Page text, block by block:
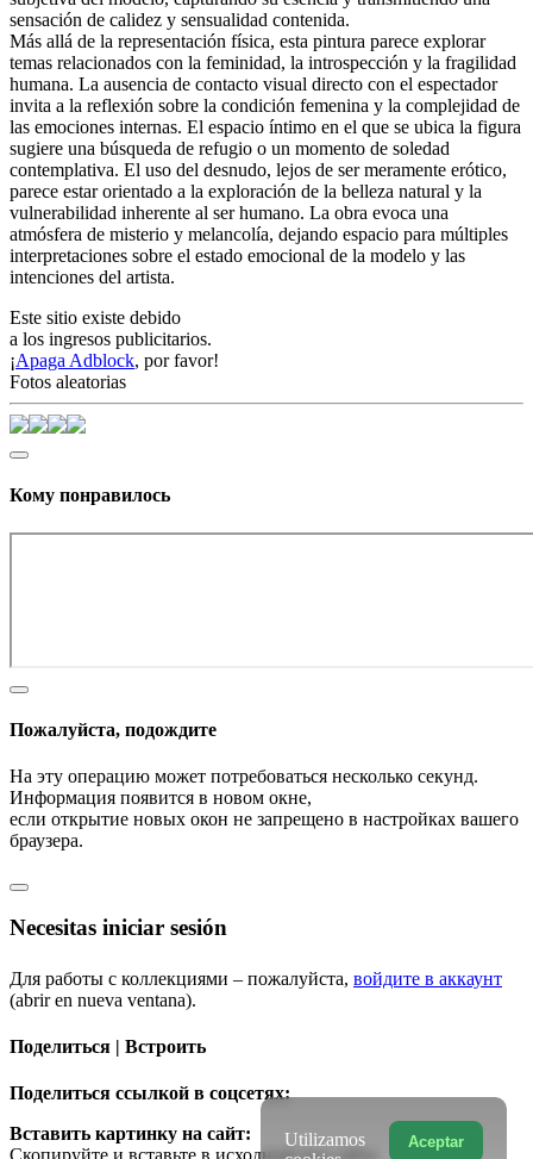
sensación de calidez y sensualidad contenida.
Más allá de la representación física, esta pintura parece explorar
temas relacionados con la feminidad, la introspección y la fragilidad
humana. La ausencia de contacto visual directo con el espectador
invita a la reflexión sobre la condición femenina y la complejidad de
las emociones internas. El espacio íntimo en el que se ubica la figura
sugiere una búsqueda de refugio o un momento de soledad
contemplativa. El uso del desnudo, lejos de ser meramente erótico,
parece estar orientado a la exploración de la belleza natural y la
vulnerabilidad inherente al ser humano. La obra evoca una
atmósfera de misterio y melancolía, dejando espacio para múltiples
interpretaciones sobre el estado emocional de la modelo y las
intenciones del artista.
Este sitio existe debido
a los ingresos publicitarios.
¡Apaga Adblock, por favor!
Fotos aleatorias
Кому понравилось
Пожалуйста, подождите
На эту операцию может потребоваться несколько секунд.
Информация появится в новом окне,
если открытие новых окон не запрещено в настройках вашего
браузера.
Necesitas iniciar sesión
Для работы с коллекциями – пожалуйста, войдите в аккаунт
(abrir en nueva ventana).
Поделиться | Встроить
Поделиться ссылкой в соцсетях:
Вставить картинку на сайт:
Aceptar
Utilizamos